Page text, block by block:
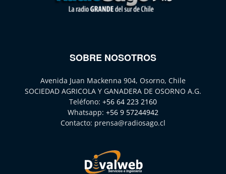
SOBRE NOSOTROS
Avenida Juan Mackenna 904, Osorno, Chile
SOCIEDAD AGRICOLA Y GANADERA DE OSORNO A.G.
Teléfono: +56 64 223 2160
Whatsapp: +56 9 57244942
Contacto: prensa@radiosago.cl